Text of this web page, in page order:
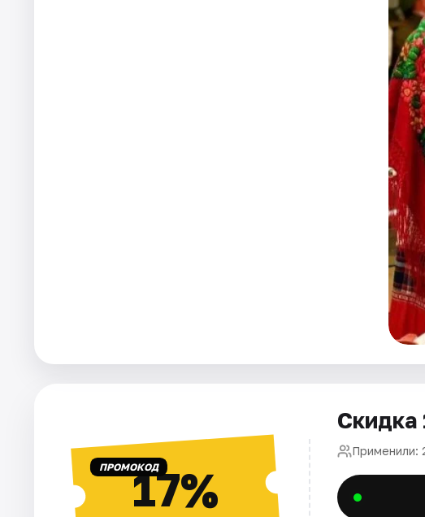
ПРОМОКОД17%
Скидка
Применили: